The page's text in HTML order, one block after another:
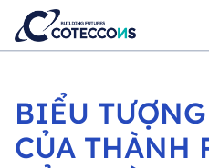
BIỂU
CỦA THÀNH